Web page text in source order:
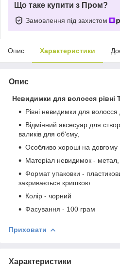
Що таке купити з Пром?
Замовлення під захистом
Опис Характеристики
Опис
Невидимки для волосся рівні
Рівні невидимки для
Відмінний аксесуар для
валиків для об'єму,
Особливо хороші на довгому і
Матеріал невидимок - метал,
Формат упаковки -
закривається кришкою
Колір - чорний
Фасування - 100 грам
Приховати
Характеристики